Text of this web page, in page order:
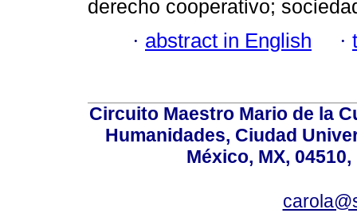
derecho cooperativo;
· abstract in English ·
Circuito Maestro Mario de la
Humanidades, Ciudad
México, MX,